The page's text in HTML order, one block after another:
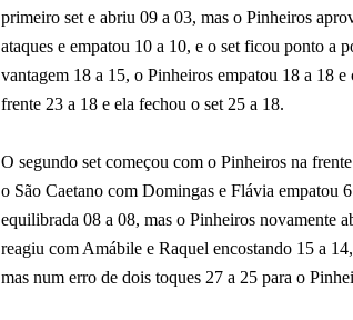
primeiro set e abriu 09 a 03, mas o Pinheiros
ataques e empatou 10 a 10, e o set ficou ponto a
vantagem 18 a 15, o Pinheiros empatou 18 a 18 e
frente 23 a 18 e ela fechou o set 25 a 18.
O segundo set começou com o Pinheiros na
o São Caetano com Domingas e Flávia empatou
equilibrada 08 a 08, mas o Pinheiros novamente
reagiu com Amábile e Raquel encostando 15 a
mas num erro de dois toques 27 a 25 para o